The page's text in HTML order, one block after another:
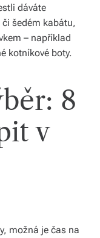
dáváte
šedém kabátu,
– například
kotníkové boty.
8
v
možná je čas na